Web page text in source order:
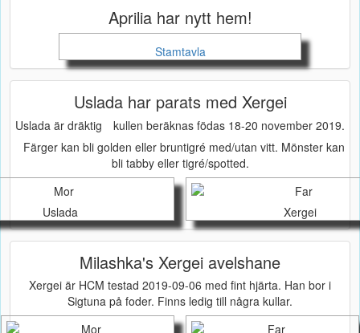
Aprilia har nytt hem!
Stamtavla
Uslada har parats med Xergei
Uslada är dräktig
kullen beräknas födas 18-20 november 2019.
Färger kan bli golden eller bruntigré med/utan vitt. Mönster kan
bli tabby eller tigré/spotted.
Uslada Xergei
Milashka's Xergei avelshane
Xergei är HCM testad 2019-09-06 med fint hjärta. Han bor i
Sigtuna på foder. Finns ledig till några kullar.